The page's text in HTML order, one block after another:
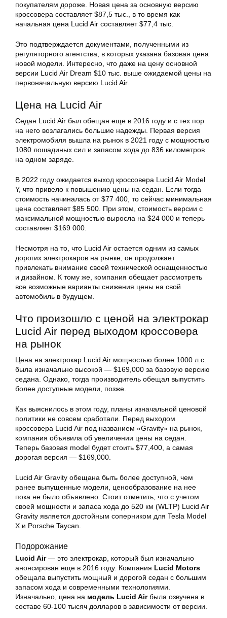
покупателям дороже. Новая цена за основную версию
кроссовера составляет $87,5 тыс., в то время как
начальная цена Lucid Air составляет $77,4 тыс.
Это подтверждается документами, полученными из
регуляторного агентства, в которых указана базовая цена
новой модели. Интересно, что даже на цену основной
версии Lucid Air Dream $10 тыс. выше ожидаемой цены на
первоначальную версию Lucid Air.
Цена на Lucid Air
Седан Lucid Air был обещан еще в 2016 году и с тех пор
на него возлагались большие надежды. Первая версия
электромобиля вышла на рынок в 2021 году с мощностью
1080 лошадиных сил и запасом хода до 836 километров
на одном заряде.
В 2022 году ожидается выход кроссовера Lucid Air Model
Y, что привело к повышению цены на седан. Если тогда
стоимость начиналась от $77 400, то сейчас минимальная
цена составляет $85 500. При этом, стоимость версии с
максимальной мощностью выросла на $24 000 и теперь
составляет $169 000.
Несмотря на то, что Lucid Air остается одним из самых
дорогих электрокаров на рынке, он продолжает
привлекать внимание своей технической оснащенностью
и дизайном. К тому же, компания обещает рассмотреть
все возможные варианты снижения цены на свой
автомобиль в будущем.
Что произошло с ценой на электрокар
Lucid Air перед выходом кроссовера
на рынок
Цена на электрокар Lucid Air мощностью более 1000 л.с.
была изначально высокой — $169,000 за базовую версию
седана. Однако, тогда производитель обещал выпустить
более доступные модели, позже.
Как выяснилось в этом году, планы изначальной ценовой
политики не совсем сработали. Перед выходом
кроссовера Lucid Air под названием «Gravity» на рынок,
компания объявила об увеличении цены на седан.
Теперь базовая model будет стоить $77,400, а самая
дорогая версия — $169,000.
Lucid Air Gravity обещана быть более доступной, чем
ранее выпущенные модели, ценообразование на нее
пока не было объявлено. Стоит отметить, что с учетом
своей мощности и запаса хода до 520 км (WLTP) Lucid Air
Gravity является достойным соперником для Tesla Model
X и Porsche Taycan.
Подорожание
Lucid Air— это электрокар, который был изначально
анонсирован еще в 2016 году. Компания Lucid Motors
обещала выпустить мощный и дорогой седан с большим
запасом хода и современными технологиями.
Изначально, цена на модель Lucid Airбыла озвучена в
составе 60-100 тысяч долларов в зависимости от версии.